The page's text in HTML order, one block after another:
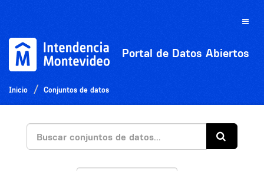
Toggle
Portal de Datos Abiertos
Inicio Conjuntos de datos